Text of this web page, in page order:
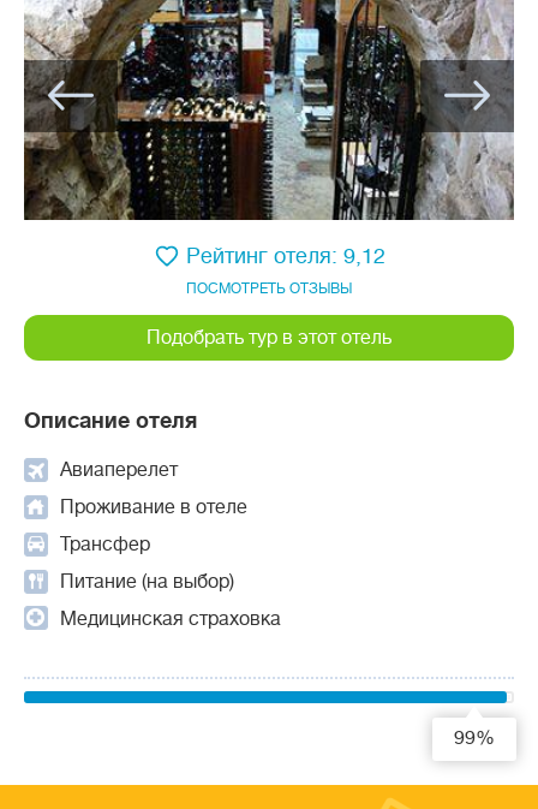
Описание отеля
Авиаперелет
Проживание в отеле
Трансфер
Питание (на выбор)
Медицинская страховка
ПОСМОТРЕТЬ ОТЗЫВЫ
Рейтинг отеля: 9,12
Подобрать тур в этот отель
99%